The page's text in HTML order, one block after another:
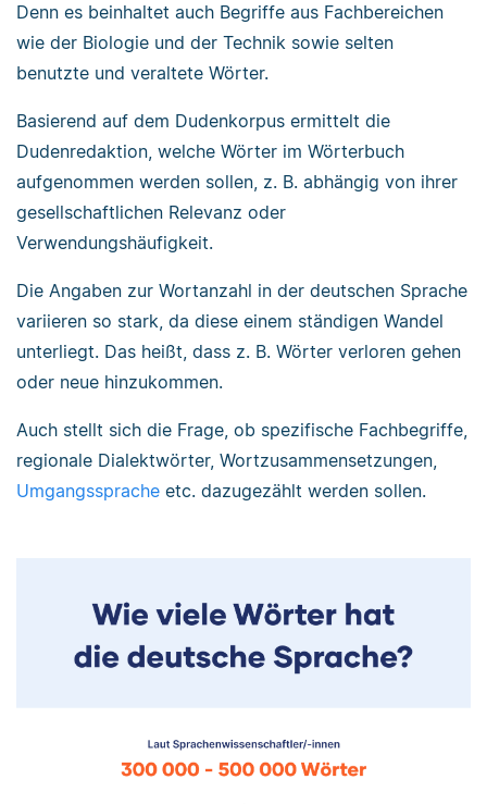
Denn es beinhaltet auch Begriffe aus Fachbereichen
wie der Biologie und der Technik sowie selten
benutzte und veraltete Wörter.
Basierend auf dem Dudenkorpus ermittelt die
Dudenredaktion, welche Wörter im Wörterbuch
aufgenommen werden sollen, z. B. abhängig von ihrer
gesellschaftlichen Relevanz oder
Verwendungshäufigkeit.
Die Angaben zur Wortanzahl in der deutschen Sprache
variieren so stark, da diese einem ständigen Wandel
unterliegt. Das heißt, dass z. B. Wörter verloren gehen
oder neue hinzukommen.
Auch stellt sich die Frage, ob spezifische Fachbegriffe,
regionale Dialektwörter, Wortzusammensetzungen,
Umgangssprache etc. dazugezählt werden sollen.